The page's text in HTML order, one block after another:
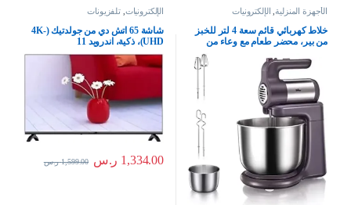
الأجهزة المنزلية, الإلكترونيات
خلاط كهربائي قائم سعة 4 لتر للخبز
من بير، محضر طعام مع وعاء من
الستانلس ستيل – خلاط محمول باليد
300 واط، 5 سرعات لخفق البيض
والعجين والكريمة للمطبخ والمنزل
الإلكترونيات ,تلفزيونات
شاشة 65 اتش دي من جولدتيك (4K-
UHD)، ذكية، اندرويد 11
1,334.00 ر.س 1,599.00 ر.س